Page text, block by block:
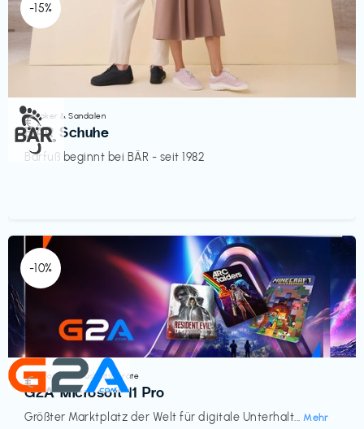
-15%
Sneaker & Sandalen
BÄR Schuhe
Barfuß beginnt bei BÄR - seit 1982
€‎
-10%
Elektronik & Haushaltsgeräte
G2A Microsoft 11 Pro
Größter Marktplatz der Welt für digitale Unterhalt... Mehr
€‎